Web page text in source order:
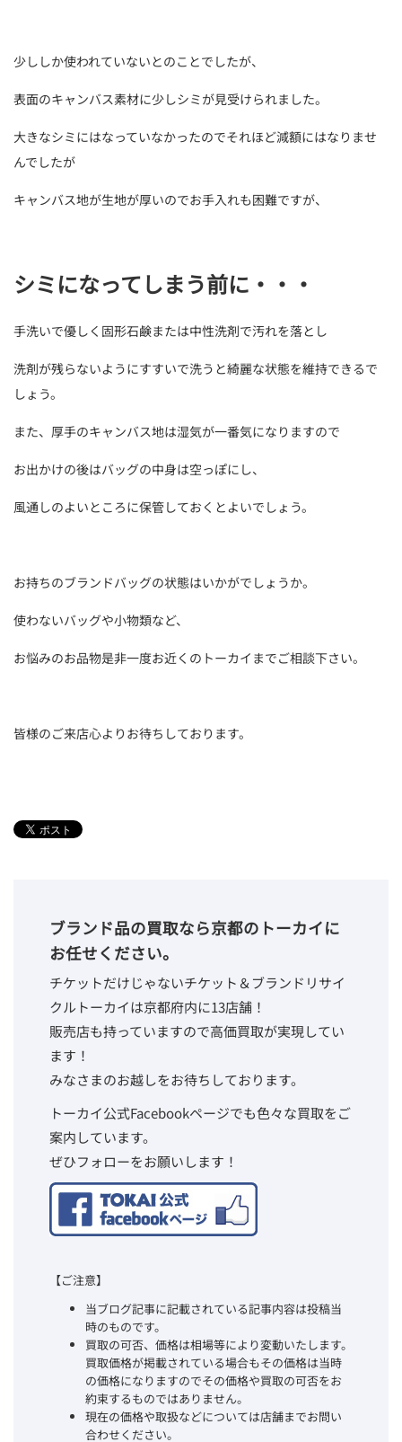
少ししか使われていないとのことでしたが、
表面のキャンバス素材に少しシミが見受けられました。
大きなシミにはなっていなかったのでそれほど減額にはなりませ
んでしたが
キャンバス地が生地が厚いのでお手入れも困難ですが、
シミになってしまう前に・・・
手洗いで優しく固形石鹸または中性洗剤で汚れを落とし
洗剤が残らないようにすすいで洗うと綺麗な状態を維持できるで
しょう。
また、厚手のキャンバス地は湿気が一番気になりますので
お出かけの後はバッグの中身は空っぽにし、
風通しのよいところに保管しておくとよいでしょう。
お持ちのブランドバッグの状態はいかがでしょうか。
使わないバッグや小物類など、
お悩みのお品物是非一度お近くのトーカイまでご相談下さい。
皆様のご来店心よりお待ちしております。
ブランド品の買取なら京都のトーカイに
お任せください。
チケットだけじゃないチケット＆ブランドリサイ
クルトーカイは京都府内に13店舗！
販売店も持っていますので高価買取が実現してい
ます！
みなさまのお越しをお待ちしております。
トーカイ公式Facebookページでも色々な買取をご
案内しています。
ぜひフォローをお願いします！
【ご注意】
当ブログ記事に記載されている記事内容は投稿当
時のものです。
買取の可否、価格は相場等により変動いたします。
買取価格が掲載されている場合もその価格は当時
の価格になりますのでその価格や買取の可否をお
約束するものではありません。
現在の価格や取扱などについては店舗までお問い
合わせください。